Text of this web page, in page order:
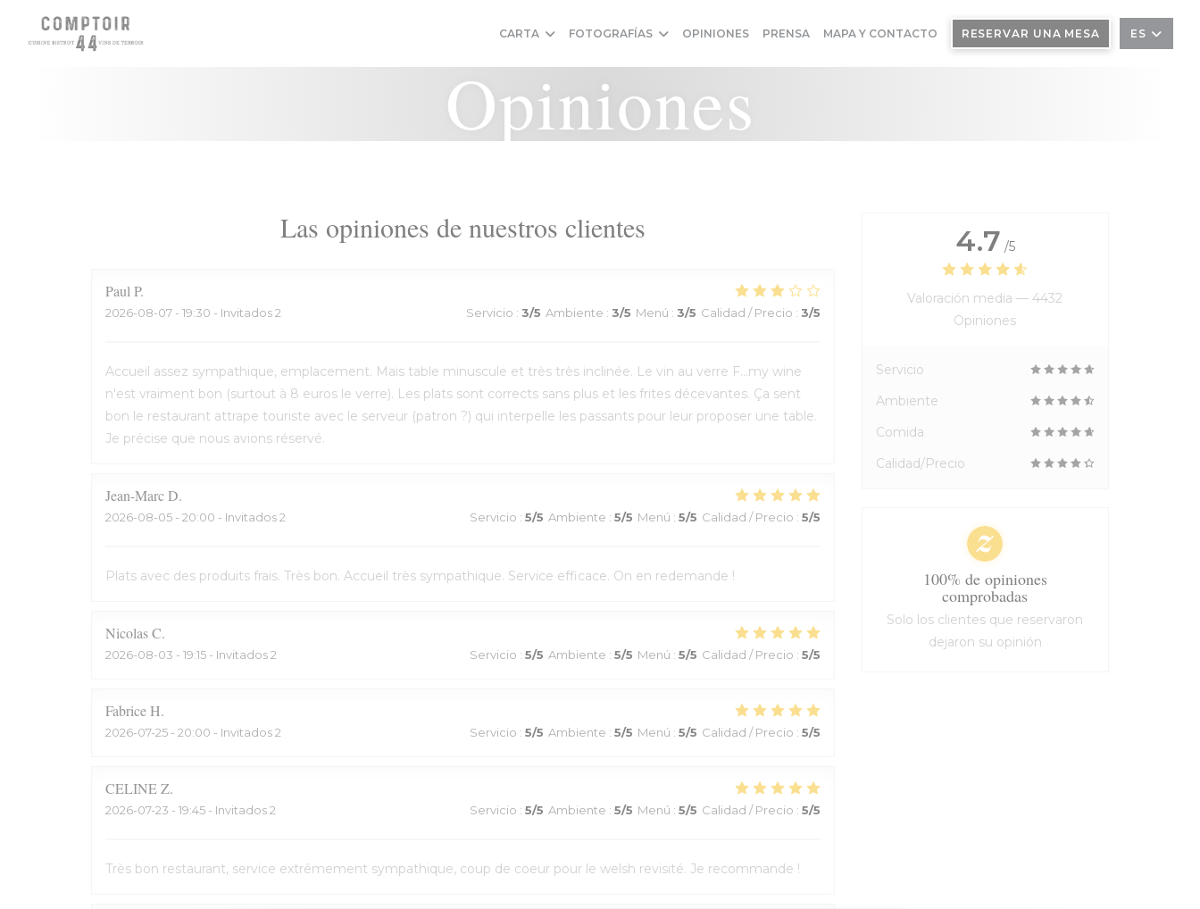
Personalización de sus opciones de cookies
CARTA FOTOGRAFÍAS OPINIONES PRENSA MAPA Y CONTACTO RESERVAR UNA MESA ES
Opiniones
Las opiniones de nuestros clientes
Paul P
2026-08-07 - 19:30 - Invitados 2 Servicio : 3/5 Ambiente : 3/5 Menú : 3/5 Calidad / Precio : 3/5
Accueil assez sympathique, emplacement. Mais table minuscule et très très inclinée. Le vin au verre F...my wine
n'est vraiment bon (surtout à 8 euros le verre). Les plats sont corrects sans plus et les frites décevantes. Ça sent
bon le restaurant attrape touriste avec le serveur (patron ?) qui interpelle les passants pour leur proposer une table.
Je précise que nous avions réservé.
Jean-MarcD
2026-08-05 - 20:00 - Invitados 2 Servicio : 5/5 Ambiente : 5/5 Menú : 5/5 Calidad / Precio : 5/5
Plats avec des produits frais. Très bon. Accueil très sympathique. Service efficace. On en redemande !
NicolasC
2026-08-03 - 19:15 - Invitados 2 Servicio : 5/5 Ambiente : 5/5 Menú : 5/5 Calidad / Precio : 5/5
FabriceH
2026-07-25 - 20:00 - Invitados 2 Servicio : 5/5 Ambiente : 5/5 Menú : 5/5 Calidad / Precio : 5/5
CELINEZ
2026-07-23 - 19:45 - Invitados 2 Servicio : 5/5 Ambiente : 5/5 Menú : 5/5 Calidad / Precio : 5/5
Très bon restaurant, service extrêmement sympathique, coup de coeur pour le welsh revisité. Je recommande !
4.7 /5
Valoración media —4432
Opiniones
Servicio
Ambiente
Comida
Calidad/Precio
100% de opiniones
comprobadas
Solo los clientes que reservaron
dejaron su opinión